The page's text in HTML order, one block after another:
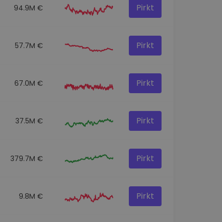
94.9M € Pirkt
57.7M € Pirkt
67.0M € Pirkt
37.5M € Pirkt
379.7M € Pirkt
9.8M € Pirkt